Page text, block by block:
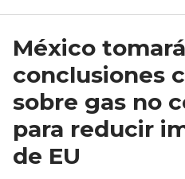
México
conclusiones
sobre gas no
para reducir
de EU